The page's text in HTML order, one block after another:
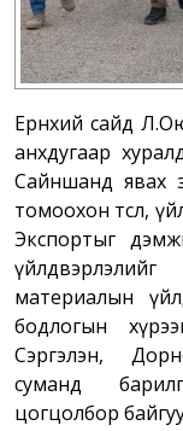
Ерөнхий сайд
анхдугаар
Сайншанд явах
томоохон төсөл,
Экспортыг
материалын
бодлогын
Сэргэлэн,
суманд
цогцолбор